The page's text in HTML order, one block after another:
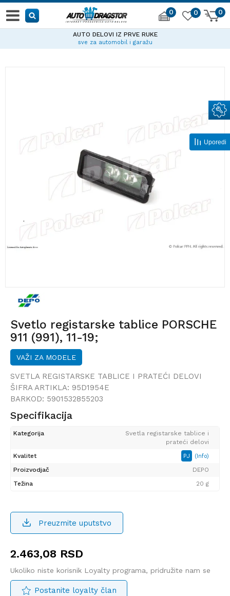
0 0
0
AUTO DELOVI IZ PRVE RUKE
sve za automobil i garažu
Svetlo registarske tablice PORSCHE
911 (991), 11-19;
VAŽI ZA MODELE
SVETLA REGISTARSKE TABLICE I PRATEĆI DELOVI
ŠIFRA ARTIKLA: 95D1954E
BARKOD: 5901532855203
Specifikacija
Kategorija
Svetla registarske tablice i
prateći delovi
Kvalitet
PJ (Info)
Proizvodjač
DEPO
Težina
20 g
Preuzmite uputstvo
2.463,08 RSD
Ukoliko niste korisnik Loyalty programa, pridružite nam se
Postanite loyalty član
Uporedi